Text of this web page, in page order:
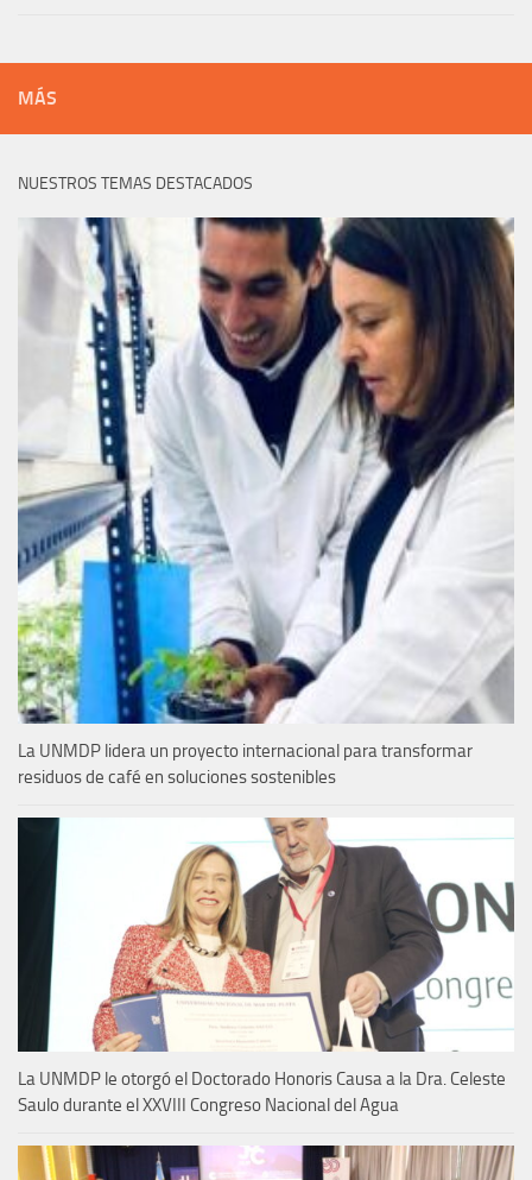
MÁS
NUESTROS TEMAS DESTACADOS
La UNMDP lidera un proyecto internacional para transformar
residuos de café en soluciones sostenibles
La UNMDP le otorgó el Doctorado Honoris Causa a la Dra. Celeste
Saulo durante el XXVIII Congreso Nacional del Agua